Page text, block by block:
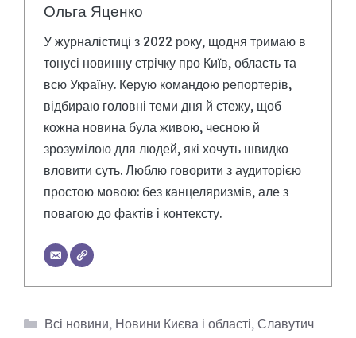
Ольга Яценко
У журналістиці з 2022 року, щодня тримаю в
тонусі новинну стрічку про Київ, область та
всю Україну. Керую командою репортерів,
відбираю головні теми дня й стежу, щоб
кожна новина була живою, чесною й
зрозумілою для людей, які хочуть швидко
вловити суть. Люблю говорити з аудиторією
простою мовою: без канцеляризмів, але з
повагою до фактів і контексту.
Категорії
Всі новини, Новини Києва і області, Славутич